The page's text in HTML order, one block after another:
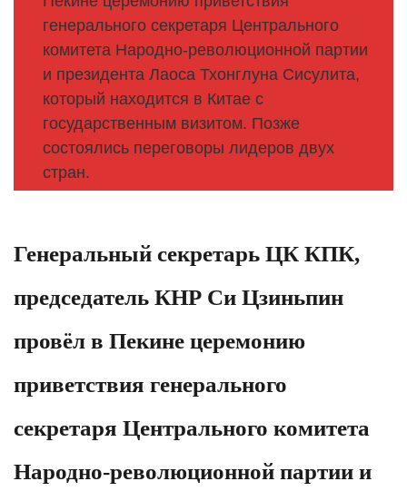
генерального секретаря Центрального
комитета Народно-революционной партии
и президента Лаоса Тхонглуна Сисулита,
который находится в Китае с
государственным визитом. Позже
состоялись переговоры лидеров двух
стран.
Генеральный секретарь ЦК КПК,
председатель КНР Си Цзиньпин
провёл в Пекине церемонию
приветствия генерального
секретаря Центрального комитета
Народно-революционной партии и